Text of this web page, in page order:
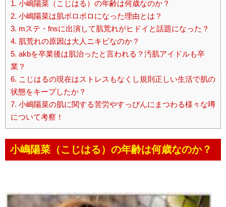
1. 小嶋陽菜（こじはる）の年齢は何歳なのか？
2. 小嶋陽菜は肌ボロボロになった理由とは？
3. mステ・fnsに出演して肌荒れがヒドイと話題になった？
4. 肌荒れの原因は大人ニキビなのか？
5. akbを卒業後は肌治ったと言われる？汚肌アイドルも卒
業？
6. こじはるの現在はストレスもなくし規則正しい生活で肌の
状態をキープしたか？
7. 小嶋陽菜の肌に関する苦労やすっぴんにまつわる様々な噂
について考察！
小嶋陽菜（こじはる）の年齢は何歳なのか？